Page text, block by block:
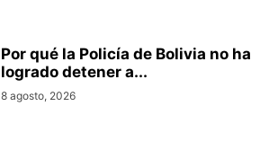
Por qué la Policía de Bolivia no ha
logrado detener a...
8 agosto, 2026